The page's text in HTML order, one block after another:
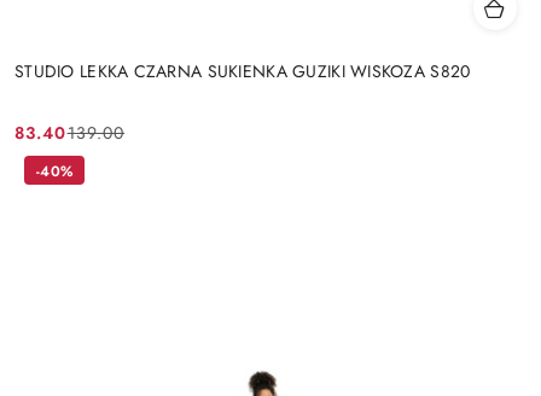
STUDIO LEKKA CZARNA SUKIENKA GUZIKI WISKOZA S820
Cena
promocyjna:
83.40
Cena
przed
139.00
-40%